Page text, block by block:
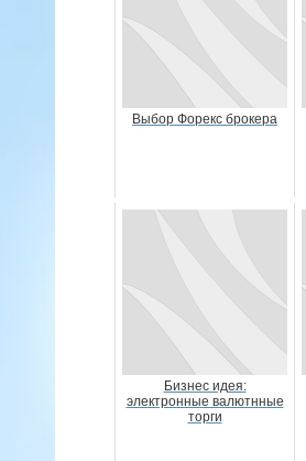
Выбор Форекс брокера
Бизнес идея:
электронные валютнные
торги